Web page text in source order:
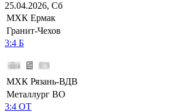
25.04.2026, Сб
МХК Ермак
Гранит-Чехов
3:4 Б
МХК Рязань-ВДВ
Металлург ВО
3:4 ОТ